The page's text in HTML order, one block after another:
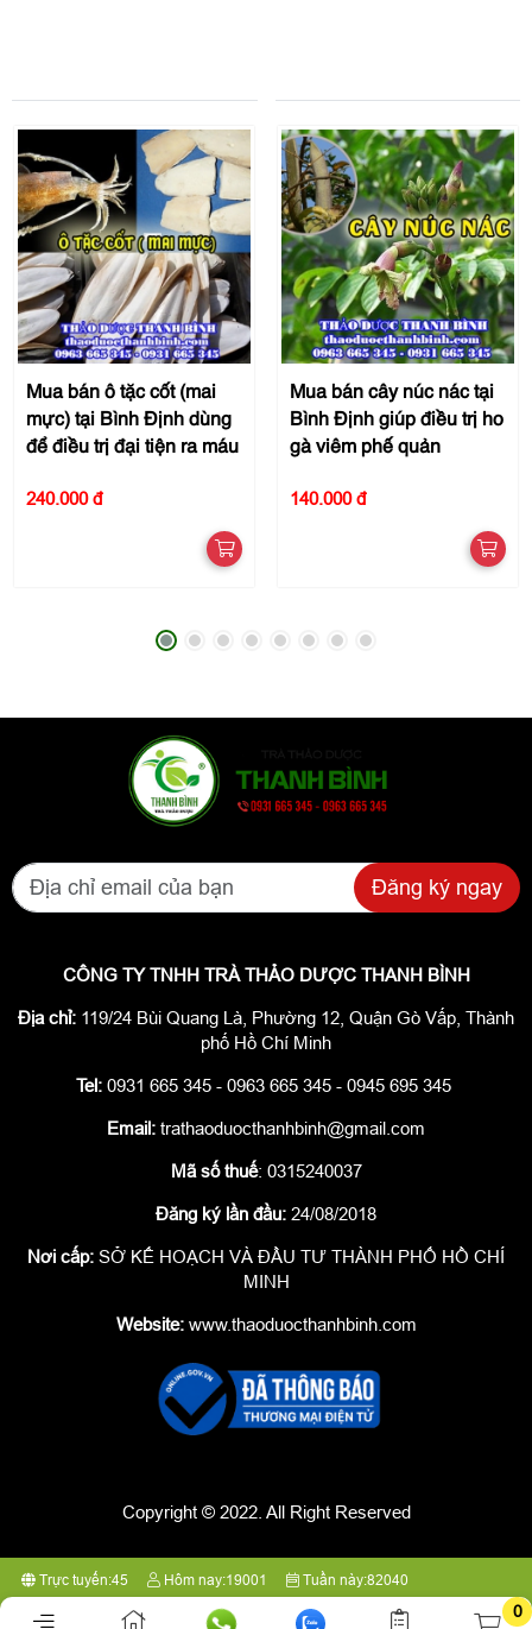
Mua bán ô tặc cốt (mai
mực) tại Bình Định dùng
để điều trị đại tiện ra máu
240.000 đ
Mua bán cây núc nác tại
Bình Định giúp điều trị ho
gà viêm phế quản
140.000 đ
Đăng ký ngay
CÔNG TY TNHH TRÀ THẢO DƯỢC THANH BÌNH
Địa chỉ: 119/24 Bùi Quang Là, Phường 12, Quận Gò Vấp, Thành
phố Hồ Chí Minh
Tel: 0931 665 345 - 0963 665 345 - 0945 695 345
Email: trathaoduocthanhbinh@gmail.com
Mã số thuế: 0315240037
Đăng ký lần đầu: 24/08/2018
Nơi cấp: SỞ KẾ HOẠCH VÀ ĐẦU TƯ THÀNH PHỐ HỒ CHÍ
MINH
Website:www.thaoduocthanhbinh.com
Copyright © 2022. All Right Reserved
Trực tuyến:45 Hôm nay:19001 Tuần này:82040
Tất cả:
7099510 0